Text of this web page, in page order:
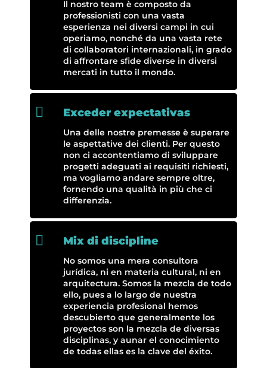
Il nostro team è composto da
professionisti con una vasta
esperienza nei diversi campi in cui
operiamo, nonché da una vasta rete
di collaboratori internazionali, in grado
di affrontare sfide diverse in diversi
mercati in tutto il mondo.
 Exceder expectativas
Una delle nostre premesse è superare
le aspettative dei clienti. Per questo
non ci accontentiamo di sviluppare
progetti adeguati ai requisiti richiesti,
ma vogliamo andare sempre oltre,
fornendo una qualità in più che ci
differenzia.
 Mix di discipline
No somos una mera consultora
jurídica, ni en materia cultural, ni en
arquitectura. Somos la mezcla de todo
ello, pues a lo largo de nuestra
experiencia profesional hemos
descubierto que generalmente los
proyectos son la mezcla de diversas
disciplinas, y aunar el conocimiento
de todas ellas es la clave del éxito.